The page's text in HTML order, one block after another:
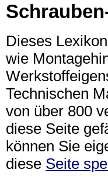
Dieses
wie
Technischen
von über 800
diese Seite
können Sie
diese Seite